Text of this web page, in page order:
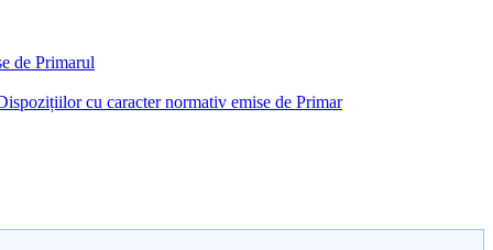
de Primarul
cu caracter normativ emise de Primar